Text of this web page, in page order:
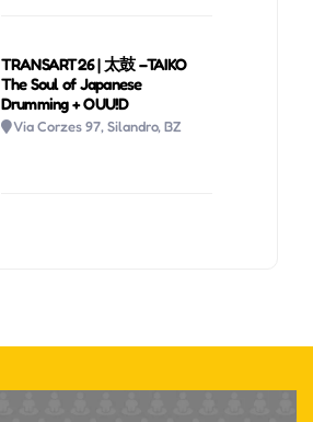
TRANSART26 | 太鼓 –TAIKO
The Soul of Japanese
Drumming + OUU!D
Via Corzes 97, Silandro, BZ